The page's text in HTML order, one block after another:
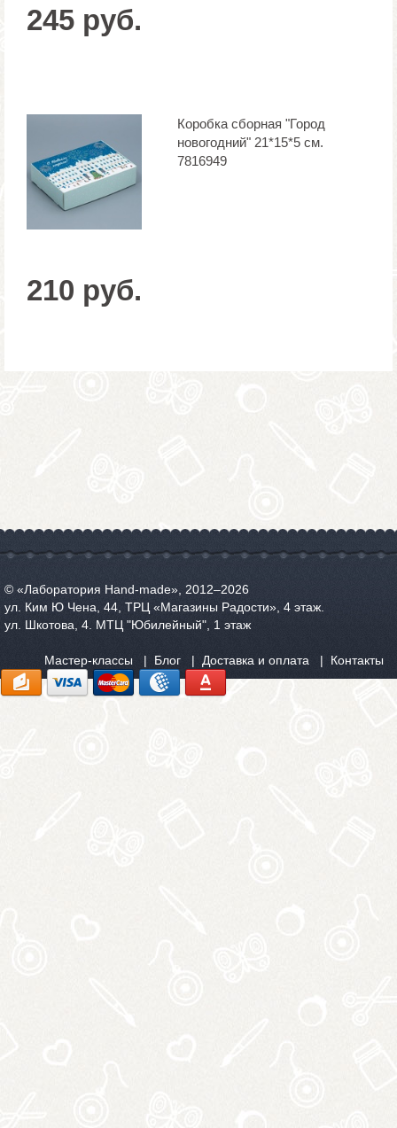
245 руб.
Коробка сборная "Город
новогодний" 21*15*5 см.
7816949
210 руб.
© «Лаборатория Hand-made», 2012‒2026
ул. Ким Ю Чена, 44, ТРЦ «Магазины Радости», 4 этаж.
ул. Шкотова, 4. МТЦ "Юбилейный", 1 этаж
Мастер-классы Блог Доставка и оплата Контакты